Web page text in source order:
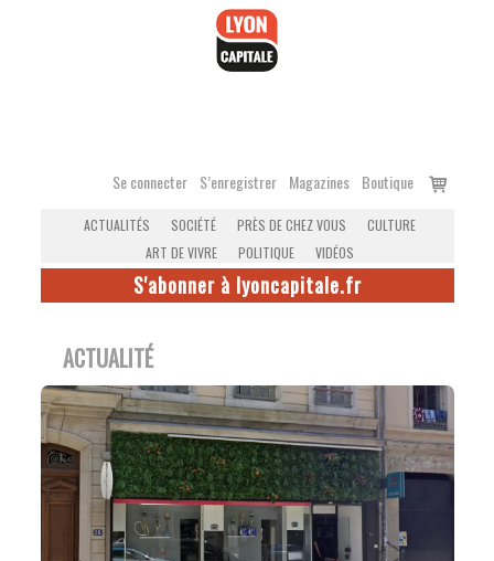
Se connecter S’enregistrer Magazines Boutique
Voir
ACTUALITÉS SOCIÉTÉ PRÈS DE CHEZ VOUS
CULTURE
ART DE VIVRE
POLITIQUE VIDÉOS
S'abonner à lyoncapitale.fr
ACTUALITÉ